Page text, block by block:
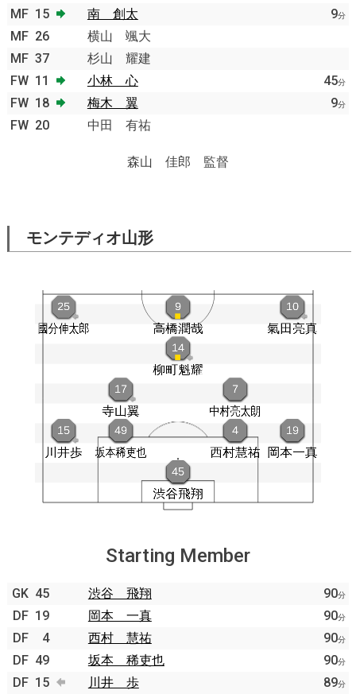
MF 15 南 創太 9分
MF 26
横山 颯大
MF 37
杉山 耀建
FW 11 小林 心 45分
FW 18 梅木 翼 9分
FW 20 中田 有祐
森山 佳郎 監督
モンテディオ山形
Starting Member
GK 45 渋谷 飛翔 90分
DF 19 岡本 一真 90分
DF 4 西村 慧祐 90分
DF 49 坂本 稀吏也 90分
DF 15 川井 歩 89分